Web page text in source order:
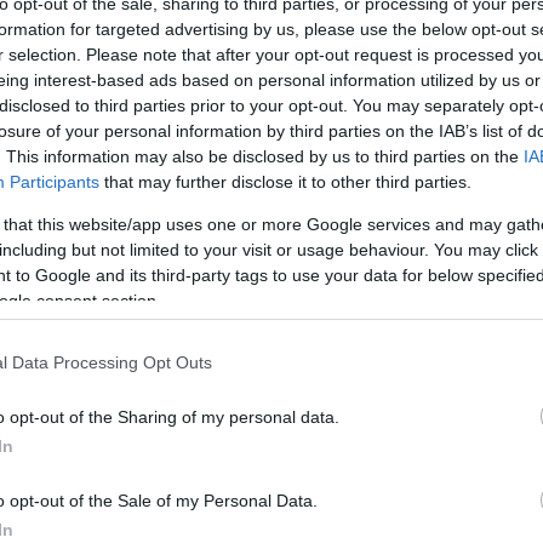
for targeted advertising by us, please use the below opt-out
selection. Please note that after your opt-out request is processed
interest-based ads based on personal information utilized by us
to third parties prior to your opt-out. You may separately
of your personal information by third parties on the IAB’s list of
This information may also be disclosed by us to third parties on the
Participants that may further disclose it to other third parties.
that this website/app uses one or more Google services and may
but not limited to your visit or usage behaviour. You may
to Google and its third-party tags to use your data for below
consent section.
Data Processing Opt Outs
opt-out of the Sharing of my personal data.
opt-out of the Sale of my Personal Data.
διαδρομές έως την πλήρη αποκατάσταση της
Αγγλικών σε μόνο 2 ημέρες στα
η πιο Εύκολη Πιστοποίηση
όλες τις σημαντικές ειδήσεις.
proson.gr στα αποτελέσματα αναζήτησης